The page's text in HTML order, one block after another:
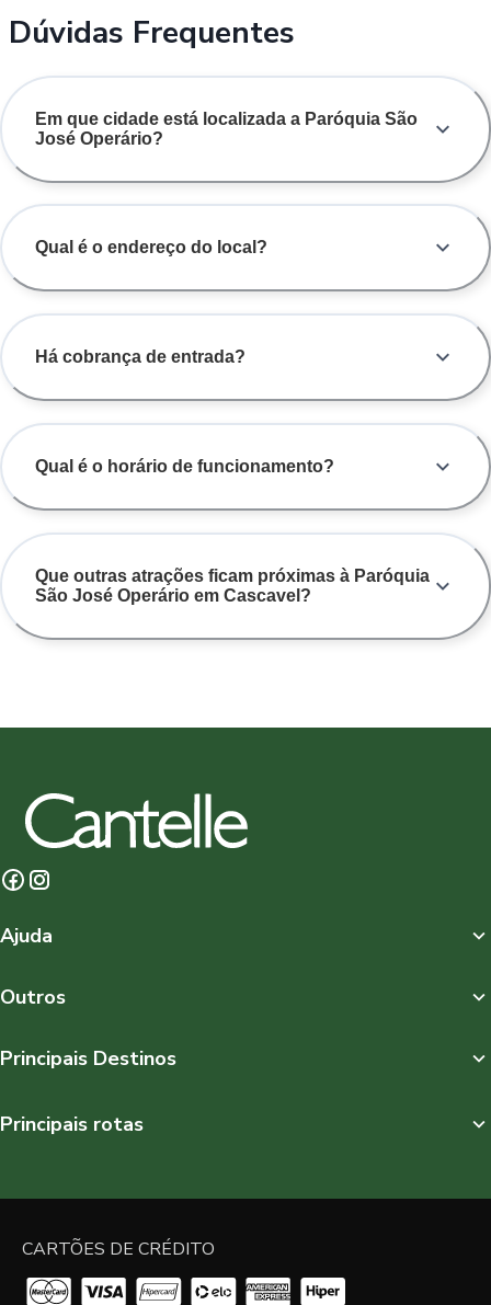
Dúvidas Frequentes
Em que cidade está localizada a Paróquia São
José Operário?
Qual é o endereço do local?
Há cobrança de entrada?
Qual é o horário de funcionamento?
Que outras atrações ficam próximas à Paróquia
São José Operário em Cascavel?
Ajuda
Outros
Principais Destinos
Principais rotas
CARTÕES DE CRÉDITO